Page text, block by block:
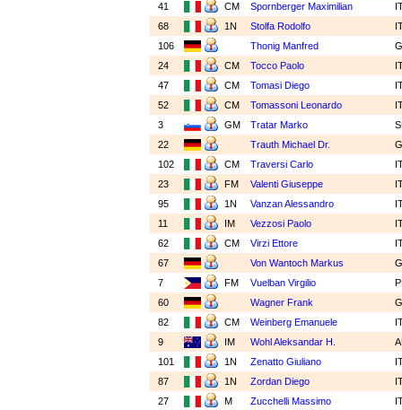
41
CM Spornberger Maximilian
68
1N Stolfa Rodolfo
106
Thonig Manfred
24
CM Tocco Paolo
47
CM Tomasi Diego
52
CM Tomassoni Leonardo
3
GM Tratar Marko
22
Trauth Michael Dr.
102
CM Traversi Carlo
23
FM Valenti Giuseppe
95
1N Vanzan Alessandro
11
IM Vezzosi Paolo
62
CM Virzi Ettore
67
Von Wantoch Markus
7
FM Vuelban Virgilio
60
Wagner Frank
82
CM Weinberg Emanuele
9
IM Wohl Aleksandar H.
101
1N Zenatto Giuliano
87
1N Zordan Diego
27
M Zucchelli Massimo